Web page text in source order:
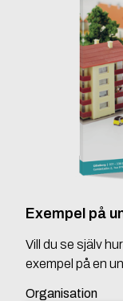
Exempel på
Vill du se själv
exempel på en
Organisation